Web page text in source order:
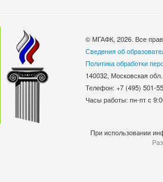
© МГАФК, 2026. Все
Сведения об
Политика обработки
140032, Московская
Телефон: +7 (495)
Часы работы: пн-пт с
При использовании